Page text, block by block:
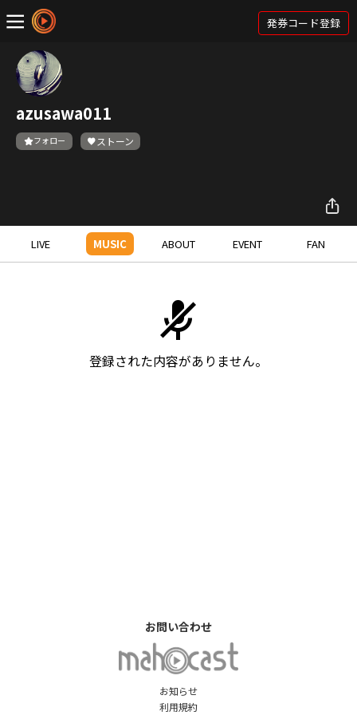
発券コード登録
azusawa011
フォロー ストーン
LIVE MUSIC ABOUT EVENT FAN
登録された内容がありません。
お知らせ
利用規約
お問い合わせ